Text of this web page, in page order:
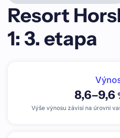
Resort
1: 3. etapa
8,6–9,6
Výše výnosu závisí na úrovni